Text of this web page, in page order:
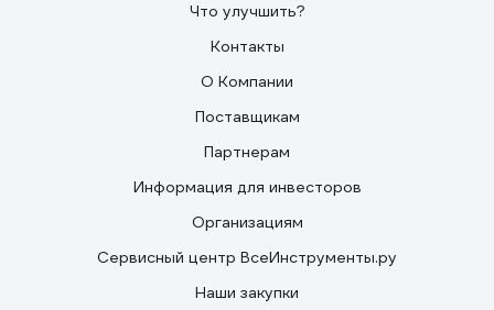
Что улучшить?
Контакты
О Компании
Поставщикам
Партнерам
Информация для инвесторов
Организациям
Сервисный центр ВсеИнструменты.ру
Наши закупки